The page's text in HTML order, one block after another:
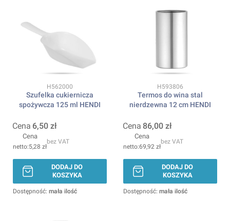
Kod produktu
H562000
Szufelka cukiernicza
spożywcza 125 ml HENDI
Cena 6,50 zł
Cena
5,28 zł
bez VAT
DODAJ DO
KOSZYKA
Dostępność: mała ilość
Kod produktu
H593806
Termos do wina stal
nierdzewna 12 cm HENDI
Cena 86,00 zł
Cena
69,92 zł
bez VAT
DODAJ DO
KOSZYKA
Dostępność: mała ilość